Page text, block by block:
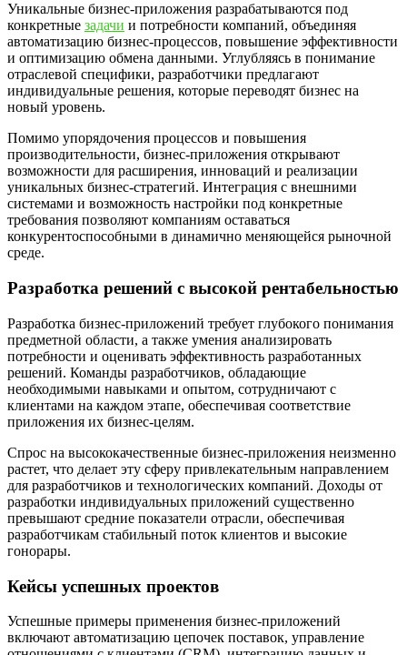
Уникальные бизнес-приложения разрабатываются под
конкретные задачи и потребности компаний, объединяя
автоматизацию бизнес-процессов, повышение эффективности
и оптимизацию обмена данными. Углубляясь в понимание
отраслевой специфики, разработчики предлагают
индивидуальные решения, которые переводят бизнес на
новый уровень.
Помимо упорядочения процессов и повышения
производительности, бизнес-приложения открывают
возможности для расширения, инноваций и реализации
уникальных бизнес-стратегий. Интеграция с внешними
системами и возможность настройки под конкретные
требования позволяют компаниям оставаться
конкурентоспособными в динамично меняющейся рыночной
среде.
Разработка решений с высокой рентабельностью
Разработка бизнес-приложений требует глубокого понимания
предметной области, а также умения анализировать
потребности и оценивать эффективность разработанных
решений. Команды разработчиков, обладающие
необходимыми навыками и опытом, сотрудничают с
клиентами на каждом этапе, обеспечивая соответствие
приложения их бизнес-целям.
Спрос на высококачественные бизнес-приложения неизменно
растет, что делает эту сферу привлекательным направлением
для разработчиков и технологических компаний. Доходы от
разработки индивидуальных приложений существенно
превышают средние показатели отрасли, обеспечивая
разработчикам стабильный поток клиентов и высокие
гонорары.
Кейсы успешных проектов
Успешные примеры применения бизнес-приложений
включают автоматизацию цепочек поставок, управление